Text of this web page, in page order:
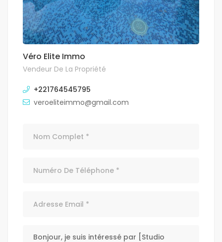
Véro Elite Immo
Vendeur De La Propriété
+221764545795
veroeliteimmo@gmail.com